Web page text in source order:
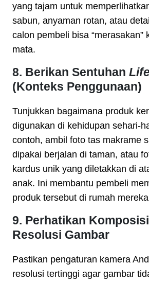
yang tajam untuk
sabun, anyaman rotan, atau
calon pembeli bisa “merasakan”
mata.
8. Berikan Sentuhan
(Konteks Penggunaan)
Tunjukkan bagaimana produk
digunakan di kehidupan sehari-
contoh, ambil foto tas makrame
dipakai berjalan di taman, atau
kardus unik yang diletakkan di
anak. Ini membantu pembeli
produk tersebut di rumah
9. Perhatikan
Resolusi Gambar
Pastikan pengaturan kamera
resolusi tertinggi agar gambar